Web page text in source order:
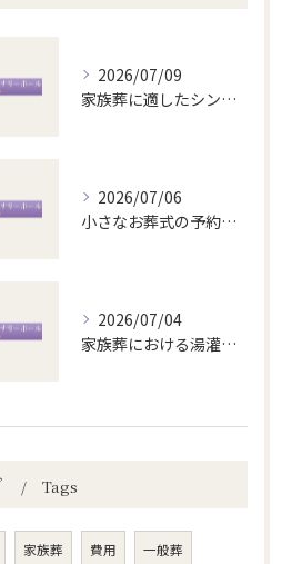
2026/07/09
家族葬に適したシンプルなお別れ会場選び
2026/07/06
小さなお葬式の予約方法と家族葬の流れ
2026/07/04
家族葬における湯灌の意味と役割
Tags
家族葬 費用 一般葬